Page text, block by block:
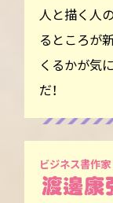
人と描く人
るところが
くるかが気
だ！
ビジネス書作家